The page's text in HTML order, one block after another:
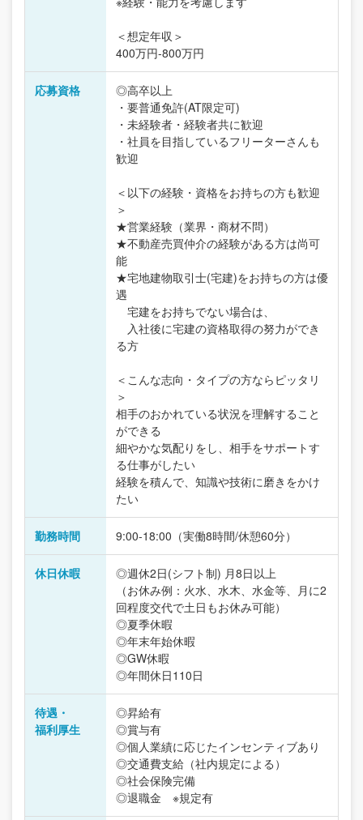
＜想定年収＞
400万円-800万円
応募資格
◎高卒以上
・要普通免許(AT限定可)
・未経験者・経験者共に歓迎
・社員を目指しているフリーターさんも
歓迎
＜以下の経験・資格をお持ちの方も歓迎
＞
★営業経験（業界・商材不問）
★不動産売買仲介の経験がある方は尚可
能
★宅地建物取引士(宅建)をお持ちの方は優
遇
宅建をお持ちでない場合は、
入社後に宅建の資格取得の努力ができ
る方
＜こんな志向・タイプの方ならピッタリ
＞
相手のおかれている状況を理解すること
ができる
細やかな気配りをし、相手をサポートす
る仕事がしたい
経験を積んで、知識や技術に磨きをかけ
たい
勤務時間 9:00-18:00（実働8時間/休憩60分）
休日休暇
◎週休2日(シフト制) 月8日以上
（お休み例：火水、水木、水金等、月に2
回程度交代で土日もお休み可能）
◎夏季休暇
◎年末年始休暇
◎GW休暇
◎年間休日110日
待遇・
福利厚生
◎昇給有
◎賞与有
◎個人業績に応じたインセンティブあり
◎交通費支給（社内規定による）
◎社会保険完備
◎退職金 ※規定有